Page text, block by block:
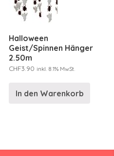
Halloween
Geist/Spinnen Hänger
2.50m
CHF3.90 inkl. 8.1% MwSt.
In den Warenkorb